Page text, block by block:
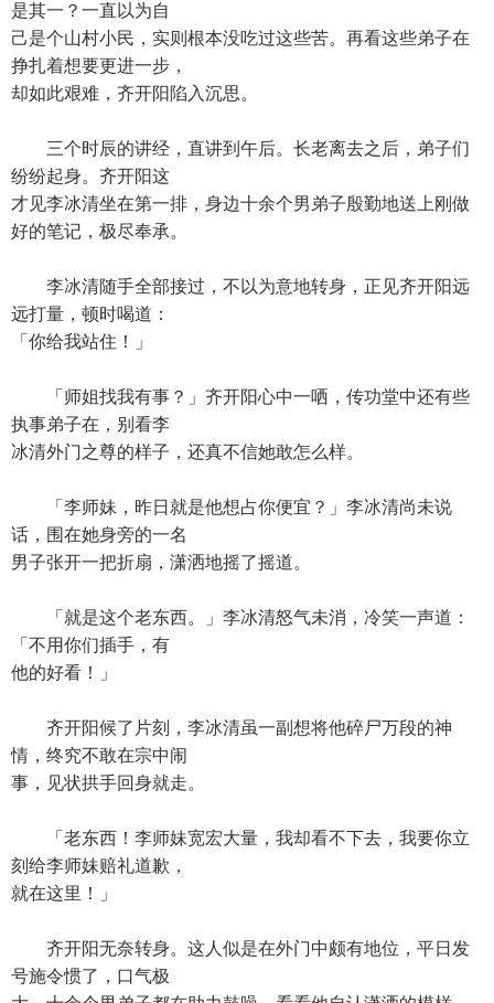
是其一？一直以为自
己是个山村小民，实则根本没吃过这些苦。再看这些弟子在
挣扎着想要更进一步，
却如此艰难，齐开阳陷入沉思。
三个时辰的讲经，直讲到午后。长老离去之后，弟子们
纷纷起身。齐开阳这
才见李冰清坐在第一排，身边十余个男弟子殷勤地送上刚做
好的笔记，极尽奉承。
李冰清随手全部接过，不以为意地转身，正见齐开阳远
远打量，顿时喝道：
「你给我站住！」
「师姐找我有事？」齐开阳心中一哂，传功堂中还有些
执事弟子在，别看李
冰清外门之尊的样子，还真不信她敢怎么样。
「李师妹，昨日就是他想占你便宜？」李冰清尚未说
话，围在她身旁的一名
男子张开一把折扇，潇洒地摇了摇道。
「就是这个老东西。」李冰清怒气未消，冷笑一声道：
「不用你们插手，有
他的好看！」
齐开阳候了片刻，李冰清虽一副想将他碎尸万段的神
情，终究不敢在宗中闹
事，见状拱手回身就走。
「老东西！李师妹宽宏大量，我却看不下去，我要你立
刻给李师妹赔礼道歉，
就在这里！」
齐开阳无奈转身。这人似是在外门中颇有地位，平日发
号施令惯了，口气极